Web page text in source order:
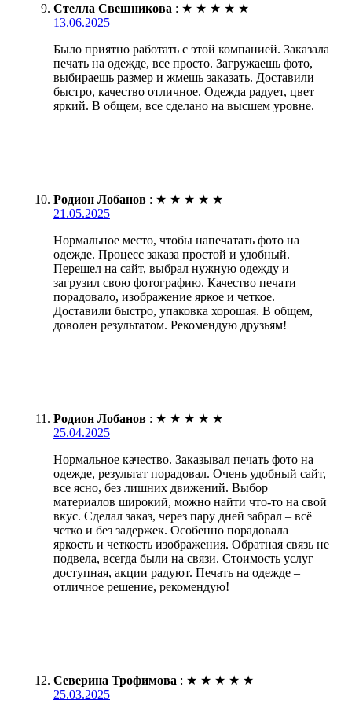
Стелла Свешникова : ★ ★ ★ ★ ★
13.06.2025
Было приятно работать с этой компанией. Заказала
печать на одежде, все просто. Загружаешь фото,
выбираешь размер и жмешь заказать. Доставили
быстро, качество отличное. Одежда радует, цвет
яркий. В общем, все сделано на высшем уровне.
Родион Лобанов : ★ ★ ★ ★ ★
21.05.2025
Нормальное место, чтобы напечатать фото на
одежде. Процесс заказа простой и удобный.
Перешел на сайт, выбрал нужную одежду и
загрузил свою фотографию. Качество печати
порадовало, изображение яркое и четкое.
Доставили быстро, упаковка хорошая. В общем,
доволен результатом. Рекомендую друзьям!
Родион Лобанов : ★ ★ ★ ★ ★
25.04.2025
Нормальное качество. Заказывал печать фото на
одежде, результат порадовал. Очень удобный сайт,
все ясно, без лишних движений. Выбор
материалов широкий, можно найти что-то на свой
вкус. Сделал заказ, через пару дней забрал – всё
четко и без задержек. Особенно порадовала
яркость и четкость изображения. Обратная связь не
подвела, всегда были на связи. Стоимость услуг
доступная, акции радуют. Печать на одежде –
отличное решение, рекомендую!
Северина Трофимова : ★ ★ ★ ★ ★
25.03.2025